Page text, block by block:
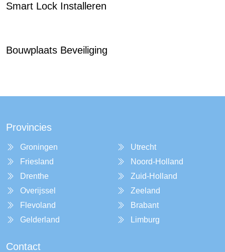
Smart Lock Installeren
Bouwplaats Beveiliging
Provincies
Groningen
Friesland
Drenthe
Overijssel
Flevoland
Gelderland
Utrecht
Noord-Holland
Zuid-Holland
Zeeland
Brabant
Limburg
Contact